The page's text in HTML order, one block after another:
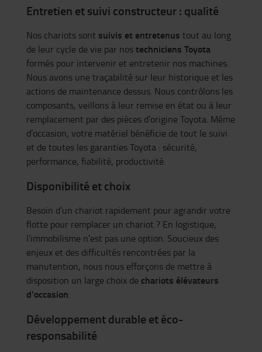
Entretien et suivi constructeur : qualité
Nos chariots sont suivis et entretenus tout au long
de leur cycle de vie par nostechniciens Toyota
formés pour intervenir et entretenir nos machines.
Nous avons une traçabilité sur leur historique et les
actions de maintenance dessus. Nous contrôlons les
composants, veillons à leur remise en état ou à leur
remplacement par des pièces d’origine Toyota. Même
d’occasion, votre matériel bénéficie de tout le suivi
et de toutes les garanties Toyota : sécurité,
performance, fiabilité, productivité.
Disponibilité et choix
Besoin d’un chariot rapidement pour agrandir votre
flotte pour remplacer un chariot ? En logistique,
l’immobilisme n’est pas une option. Soucieux des
enjeux et des difficultés rencontrées par la
manutention, nous nous efforçons de mettre à
disposition un large choix de chariots élévateurs
d’occasion.
Développement durable et éco-
responsabilité